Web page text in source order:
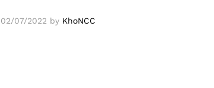
02/07/2022 by KhoNCC